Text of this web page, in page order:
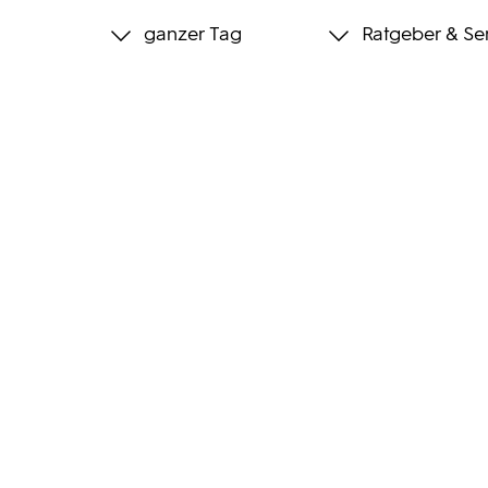
ganzer Tag Ratgeber &